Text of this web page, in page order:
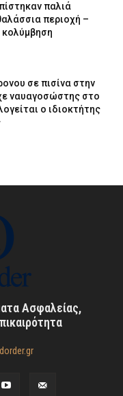
παλιά
περιοχή –
σε πισίνα στην
ναυαγοσώστης στο
ο ιδιοκτήτης
Ασφαλείας,